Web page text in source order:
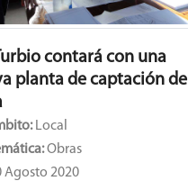
contará con una
planta de captación de
Local
Obras
Agosto 2020